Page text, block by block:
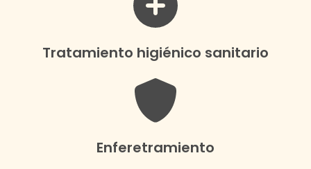
Tratamiento higiénico sanitario
Enferetramiento